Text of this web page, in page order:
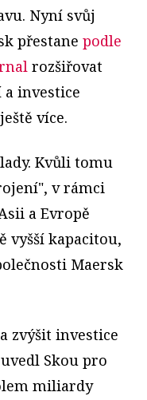
Nyní svůj
přestane podle
rozšiřovat
investice
více.
Kvůli tomu
v rámci
a Evropě
vyšší kapacitou,
Maersk
zvýšit investice
Skou pro
miliardy